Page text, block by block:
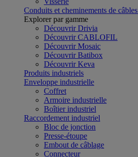
Conduits et cheminements de câbles
Explorer par gamme
Découvrir Drivia
Découvrir CABLOFIL
Découvrir Mosaic
Découvrir Batibox
Découvrir Keva
Produits industriels
Enveloppe industrielle
Coffret
Armoire industrielle
Boîtier industriel
Raccordement industriel
Bloc de jonction
Presse-étoupe
Embout de câblage
Connecteur